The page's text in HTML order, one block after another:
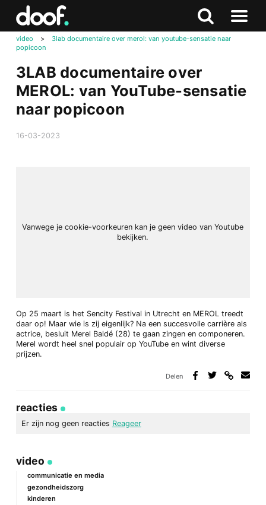
Zoeken
Naar
video >
3lab documentaire over merol: van youtube-sensatie naar
popicoon
3LAB documentaire over
MEROL: van YouTube-sensatie
naar popicoon
16-03-2023
Vanwege je cookie-voorkeuren kan je geen video van Youtube
bekijken.
Op 25 maart is het Sencity Festival in Utrecht en MEROL treedt
daar op! Maar wie is zij eigenlijk? Na een succesvolle carrière als
actrice, besluit Merel Baldé (28) te gaan zingen en componeren.
Merel wordt heel snel populair op YouTube en wint diverse
prijzen.
Delen
reacties
Er zijn nog geen reacties Reageer
Je e-mailadres wordt niet gepubliceerd.
gemarkeerd met*
Reactie
video
communicatie en media
gezondheidszorg
kinderen
Doof.nl
Zoeken
naar